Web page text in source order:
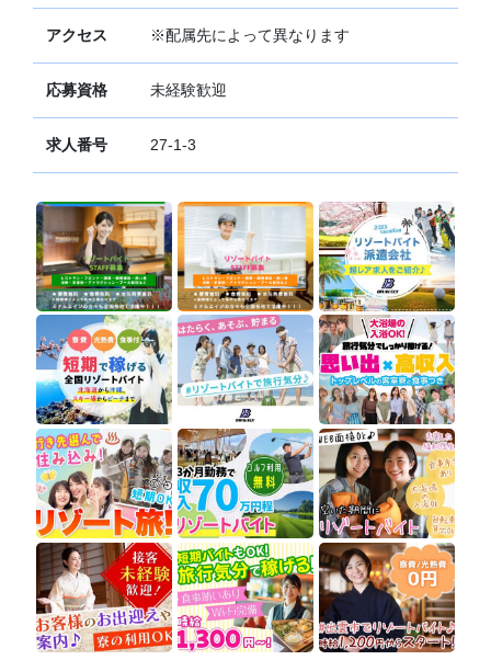
アクセス ※配属先によって異なります
応募資格 未経験歓迎
求人番号 27-1-3